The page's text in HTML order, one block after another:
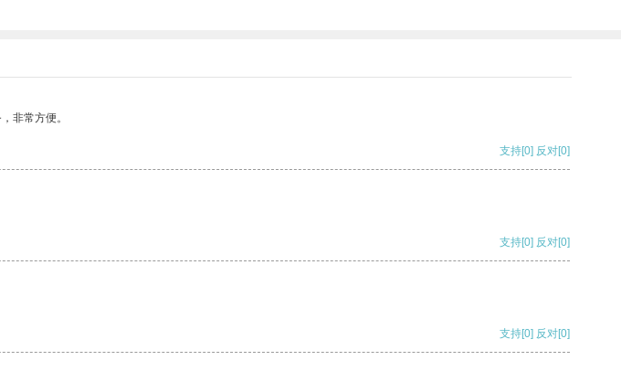
非常方便。
支持[0] 反对[0]
支持[0] 反对[0]
支持[0] 反对[0]